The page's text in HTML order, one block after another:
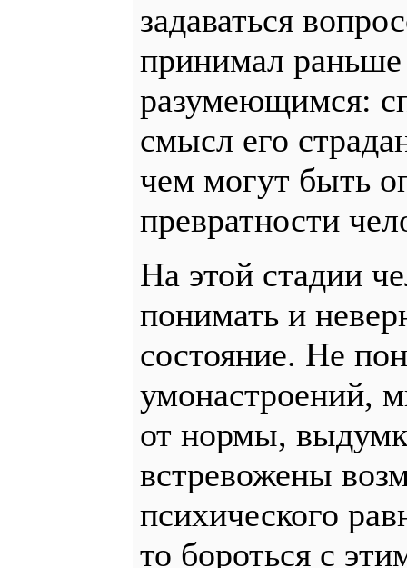
задаваться
принимал раньше
разумеющимся:
смысл его
чем могут быть
превратности
На этой стадии
понимать и
состояние. Не
умонастроений,
от нормы,
встревожены
психического
то бороться с